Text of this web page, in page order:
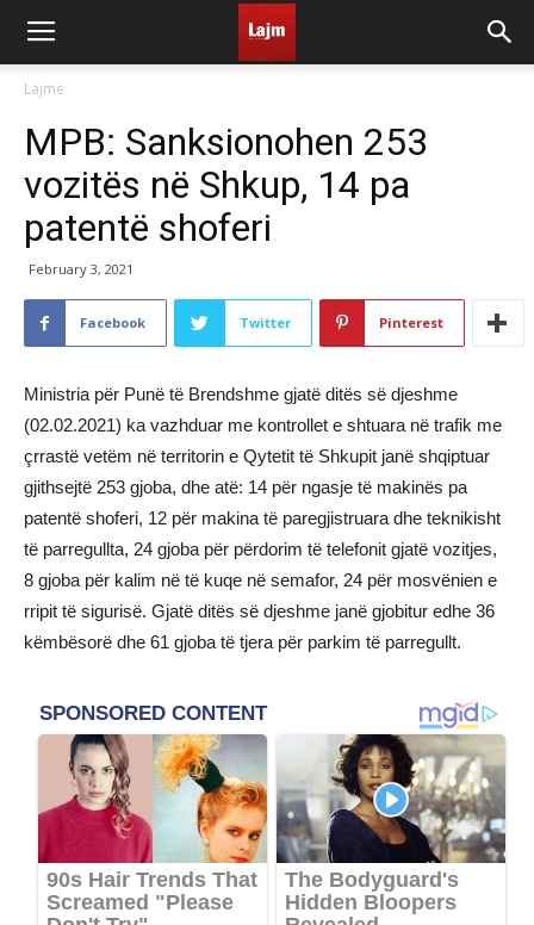
Lajme
MPB: Sanksionohen 253
vozitës në Shkup, 14 pa
patentë shoferi
February 3, 2021
Facebook Twitter Pinterest
Ministria për Punë të Brendshme gjatë ditës së djeshme
(02.02.2021) ka vazhduar me kontrollet e shtuara në trafik me
çrrastë vetëm në territorin e Qytetit të Shkupit janë shqiptuar
gjithsejtë 253 gjoba, dhe atë: 14 për ngasje të makinës pa
patentë shoferi, 12 për makina të paregjistruara dhe teknikisht
të parregullta, 24 gjoba për përdorim të telefonit gjatë vozitjes,
8 gjoba për kalim në të kuqe në semafor, 24 për mosvënien e
rripit të sigurisë. Gjatë ditës së djeshme janë gjobitur edhe 36
këmbësorë dhe 61 gjoba të tjera për parkim të parregullt.